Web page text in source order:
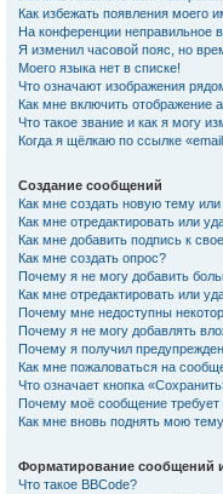
Как избежать появления моего
На конференции неправильное
Я изменил часовой пояс, но
Моего языка нет в списке!
Что означают изображения
Как мне включить отображение
Что такое звание и как я могу
Когда я щёлкаю по ссылке
Создание сообщений
Как мне создать новую тему
Как мне отредактировать или
Как мне добавить подпись к
Как мне создать опрос?
Почему я не могу добавить
Как мне отредактировать или
Почему мне недоступны
Почему я не могу добавлять
Почему я получил
Как мне пожаловаться на
Что означает кнопка
Почему моё сообщение требует
Как мне вновь поднять мою
Форматирование сообщений
Что такое BBCode?